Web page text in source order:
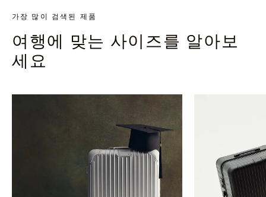
가장 많이 검색된 제품
여행에 맞는 사이즈를 알아보
세요